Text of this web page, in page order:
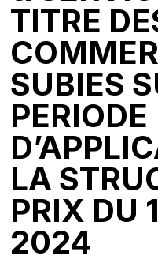
TITRE
SUBIES
PERIODE
LA
PRIX DU
2024